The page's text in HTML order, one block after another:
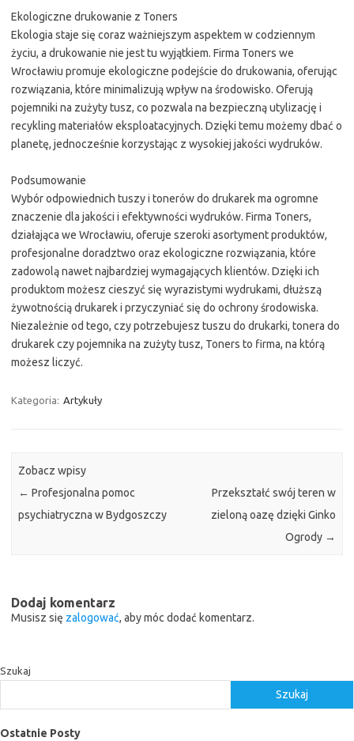
Ekologiczne drukowanie z Toners
Ekologia staje się coraz ważniejszym aspektem w codziennym
życiu, a drukowanie nie jest tu wyjątkiem. Firma Toners we
Wrocławiu promuje ekologiczne podejście do drukowania, oferując
rozwiązania, które minimalizują wpływ na środowisko. Oferują
pojemniki na zużyty tusz, co pozwala na bezpieczną utylizację i
recykling materiałów eksploatacyjnych. Dzięki temu możemy dbać o
planetę, jednocześnie korzystając z wysokiej jakości wydruków.
Podsumowanie
Wybór odpowiednich tuszy i tonerów do drukarek ma ogromne
znaczenie dla jakości i efektywności wydruków. Firma Toners,
działająca we Wrocławiu, oferuje szeroki asortyment produktów,
profesjonalne doradztwo oraz ekologiczne rozwiązania, które
zadowolą nawet najbardziej wymagających klientów. Dzięki ich
produktom możesz cieszyć się wyrazistymi wydrukami, dłuższą
żywotnością drukarek i przyczyniać się do ochrony środowiska.
Niezależnie od tego, czy potrzebujesz tuszu do drukarki, tonera do
drukarek czy pojemnika na zużyty tusz, Toners to firma, na którą
możesz liczyć.
Kategoria: Artykuły
Zobacz wpisy
← Profesjonalna pomoc
psychiatryczna w Bydgoszczy
Przekształć swój teren w
zieloną oazę dzięki Ginko
Ogrody →
Dodaj komentarz
Musisz się zalogować, aby móc dodać komentarz.
Szukaj
Szukaj
Ostatnie Posty